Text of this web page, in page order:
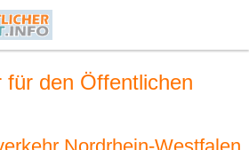
für den Öffentlichen